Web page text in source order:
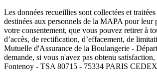
Les données recueillies sont collectées et
destinées aux personnels de la MAPA pour leur
votre consentement, que vous pouvez retirer à
d’accès, de rectification, d’effacement, de
Mutuelle d'Assurance de la Boulangerie -
demande, si vous n'avez pas obtenu
Fontenoy - TSA 80715 - 75334 PARIS